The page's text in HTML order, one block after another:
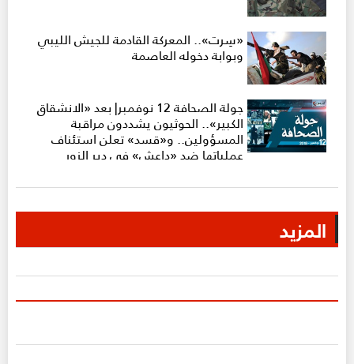
«سِرت».. المعركة القادمة للجيش الليبي
وبوابة دخوله العاصمة
جولة الصحافة 12 نوفمبر| بعد «الانشقاق
الكبير».. الحوثيون يشددون مراقبة
المسؤولين.. و«قسد» تعلن استئناف
عملياتها ضد «داعش» في دير الزور
المزيد